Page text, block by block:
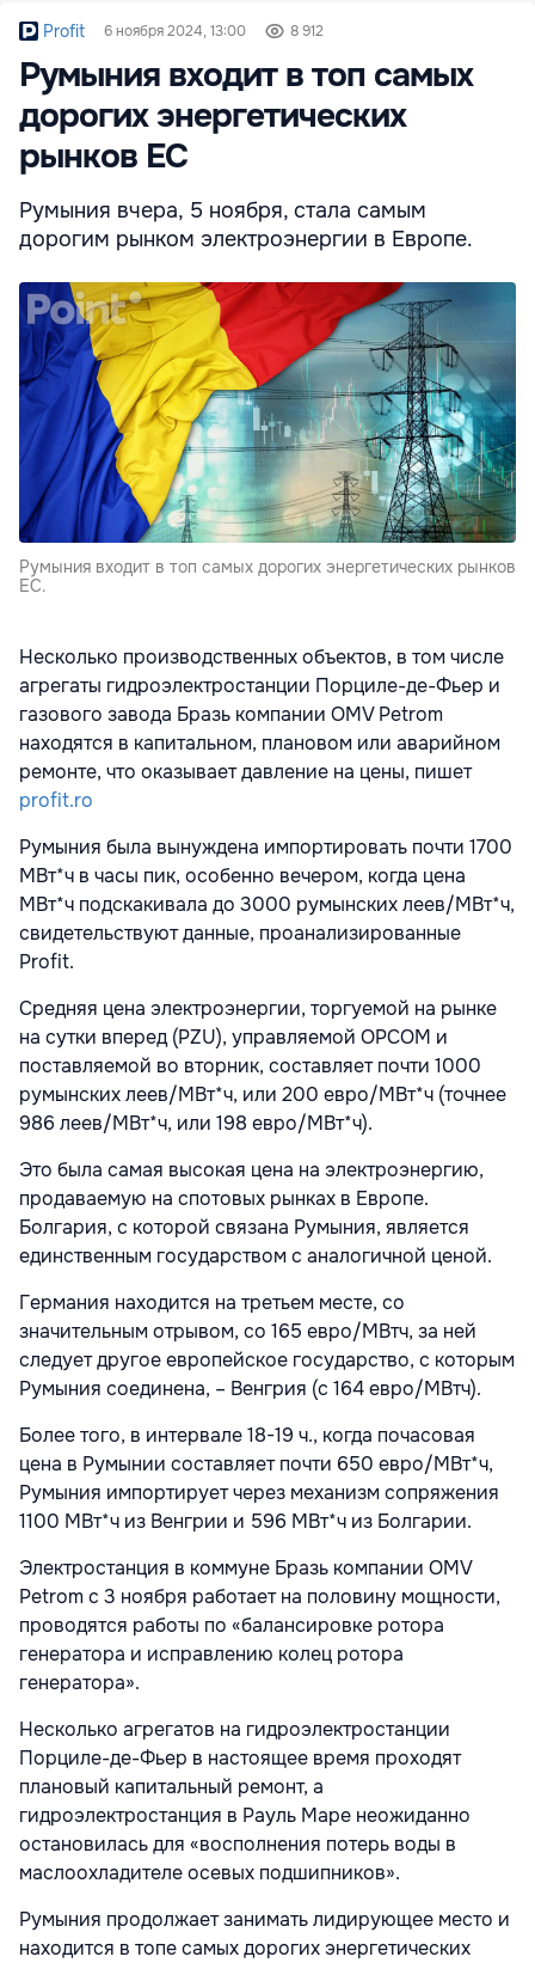
Profit 6 ноября 2024, 13:00 8 912
Румыния входит в топ самых
дорогих энергетических
рынков ЕС
Румыния вчера, 5 ноября, стала самым
дорогим рынком электроэнергии в Европе.
Румыния входит в топ самых дорогих энергетических рынков
ЕС.
Несколько производственных объектов, в том числе
агрегаты гидроэлектростанции Порциле-де-Фьер и
газового завода Бразь компании OMV Petrom
находятся в капитальном, плановом или аварийном
ремонте, что оказывает давление на цены, пишет
profit.ro
Румыния была вынуждена импортировать почти 1700
МВт*ч в часы пик, особенно вечером, когда цена
МВт*ч подскакивала до 3000 румынских леев/МВт*ч,
свидетельствуют данные, проанализированные
Profit.
Средняя цена электроэнергии, торгуемой на рынке
на сутки вперед (PZU), управляемой OPCOM и
поставляемой во вторник, составляет почти 1000
румынских леев/МВт*ч, или 200 евро/МВт*ч (точнее
986 леев/МВт*ч, или 198 евро/МВт*ч).
Это была самая высокая цена на электроэнергию,
продаваемую на спотовых рынках в Европе.
Болгария, с которой связана Румыния, является
единственным государством с аналогичной ценой.
Германия находится на третьем месте, со
значительным отрывом, со 165 евро/МВтч, за ней
следует другое европейское государство, с которым
Румыния соединена, – Венгрия (с 164 евро/МВтч).
Более того, в интервале 18-19 ч., когда почасовая
цена в Румынии составляет почти 650 евро/МВт*ч,
Румыния импортирует через механизм сопряжения
1100 МВт*ч из Венгрии и 596 МВт*ч из Болгарии.
Электростанция в коммуне Бразь компании OMV
Petrom с 3 ноября работает на половину мощности,
проводятся работы по «балансировке ротора
генератора и исправлению колец ротора
генератора».
Несколько агрегатов на гидроэлектростанции
Порциле-де-Фьер в настоящее время проходят
плановый капитальный ремонт, а
гидроэлектростанция в Рауль Маре неожиданно
остановилась для «восполнения потерь воды в
маслоохладителе осевых подшипников».
Румыния продолжает занимать лидирующее место и
находится в топе самых дорогих энергетических